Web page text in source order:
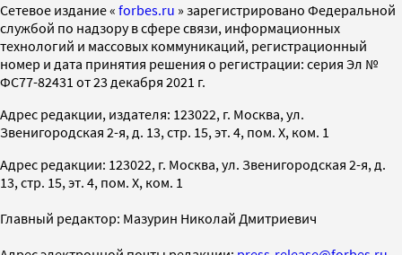
Cетевое издание « forbes.ru » зарегистрировано Федеральной
службой по надзору в сфере связи, информационных
технологий и массовых коммуникаций, регистрационный
номер и дата принятия решения о регистрации: серия Эл №
ФС77-82431 от 23 декабря 2021 г.
Адрес редакции, издателя: 123022, г. Москва, ул.
Звенигородская 2-я, д. 13, стр. 15, эт. 4, пом. X, ком. 1
Адрес редакции: 123022, г. Москва, ул. Звенигородская 2-я, д.
13, стр. 15, эт. 4, пом. X, ком. 1
Главный редактор: Мазурин Николай Дмитриевич